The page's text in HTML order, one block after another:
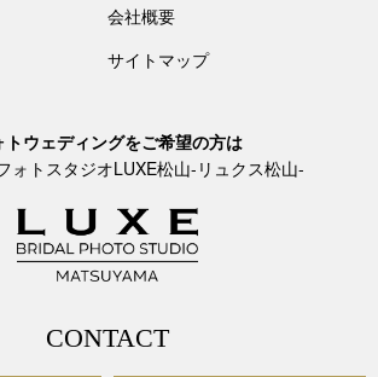
会社概要
サイトマップ
トウェディングをご希望の方は
ォトスタジオLUXE松山-リュクス松山-
CONTACT